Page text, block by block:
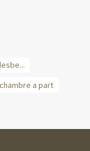
chambre a part